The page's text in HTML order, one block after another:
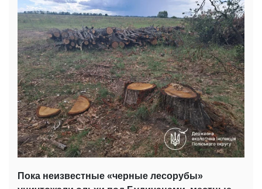
Пока неизвестные «черные лесорубы»